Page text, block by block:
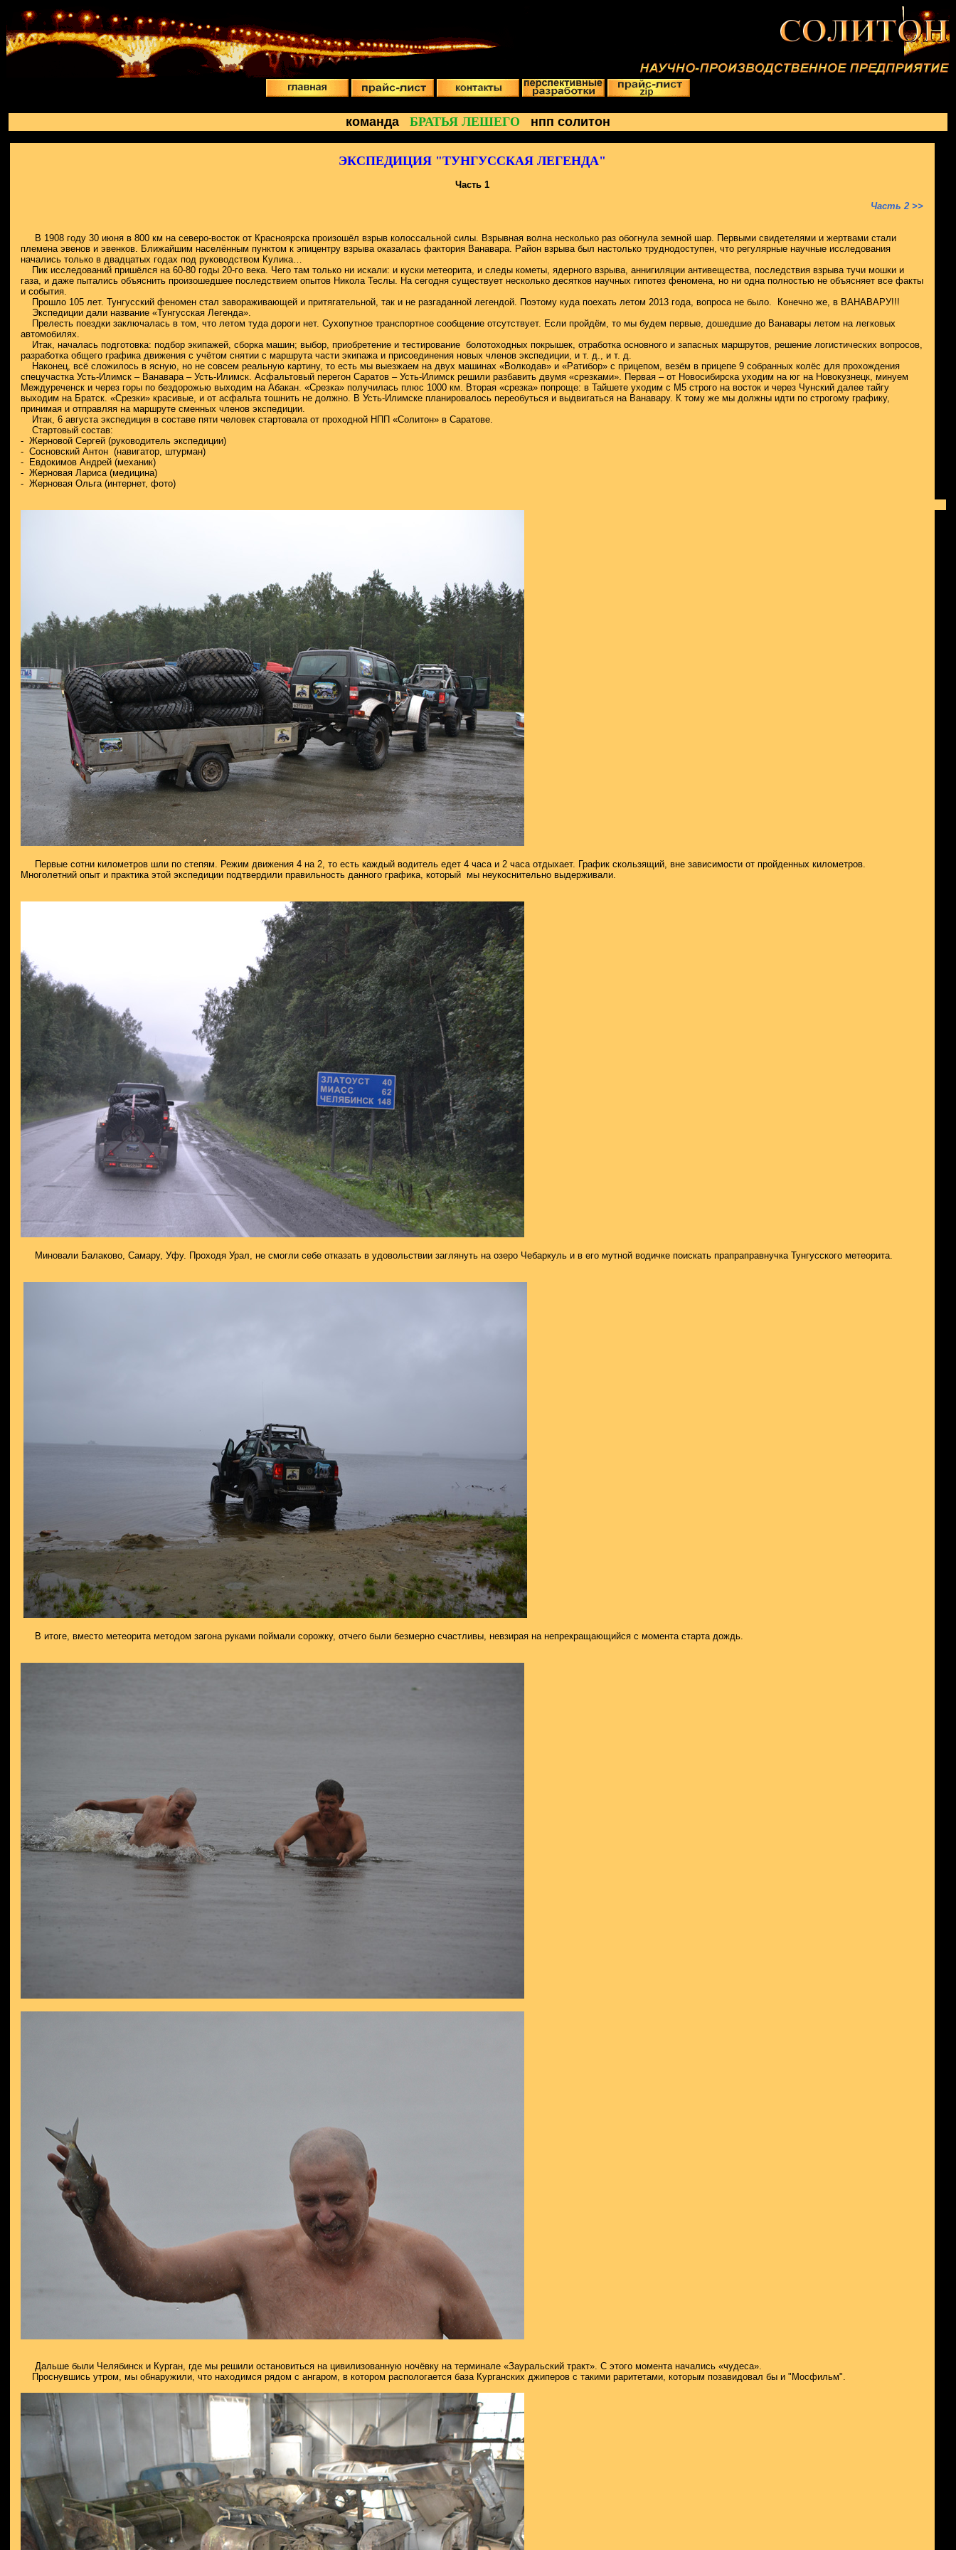
команда БРАТЬЯ ЛЕШЕГО нпп солитон
ЭКСПЕДИЦИЯ "ТУНГУССКАЯ ЛЕГЕНДА"
Часть 1
Часть 2 >>
В 1908 году 30 июня в 800 км на северо-восток от Красноярска произошёл взрыв колоссальной силы. Взрывная волна несколько раз обогнула земной шар. Первыми свидетелями и жертвами стали
племена эвенов и эвенков. Ближайшим населённым пунктом к эпицентру взрыва оказалась фактория Ванавара. Район взрыва был настолько труднодоступен, что регулярные научные исследования
начались только в двадцатых годах под руководством Кулика…
Пик исследований пришёлся на 60-80 годы 20-го века. Чего там только ни искали: и куски метеорита, и следы кометы, ядерного взрыва, аннигиляции антивещества, последствия взрыва тучи мошки и
газа, и даже пытались объяснить произошедшее последствием опытов Никола Теслы. На сегодня существует несколько десятков научных гипотез феномена, но ни одна полностью не объясняет все факты
и события.
Прошло 105 лет. Тунгусский феномен стал завораживающей и притягательной, так и не разгаданной легендой. Поэтому куда поехать летом 2013 года, вопроса не было.
Конечно же, в ВАНАВАРУ!!!
Экспедиции дали название «Тунгусская Легенда».
Прелесть поездки заключалась в том, что летом туда дороги нет. Сухопутное транспортное сообщение отсутствует. Если пройдём, то мы будем первые, дошедшие до Ванавары летом на легковых
автомобилях.
Итак, началась подготовка: подбор экипажей, сборка машин; выбор, приобретение и тестирование болотоходных покрышек, отработка основного и запасных маршрутов, решение логистических вопросов,
разработка общего графика движения с учётом снятии с маршрута части экипажа и присоединения новых членов экспедиции, и т. д., и т. д.
Наконец, всё сложилось в ясную, но не совсем реальную картину, то есть мы выезжаем на двух машинах «Волкодав» и «Ратибор» с прицепом, везём в прицепе 9 собранных колёс для прохождения
спецучастка Усть-Илимск – Ванавара – Усть-Илимск. Асфальтовый перегон Саратов – Усть-Илимск решили разбавить двумя «срезками». Первая – от Новосибирска уходим на юг на Новокузнецк, минуем
Междуреченск и через горы по бездорожью выходим на Абакан. «Срезка» получилась плюс 1000 км. Вторая «срезка» попроще: в Тайшете уходим с М5 строго на восток и через Чунский далее тайгу
выходим на Братск. «Срезки» красивые, и от асфальта тошнить не должно. В Усть-Илимске планировалось переобуться и выдвигаться на Ванавару. К тому же мы должны идти по строгому графику,
принимая и отправляя на маршруте сменных членов экспедиции.
Итак, 6 августа экспедиция в составе пяти человек стартовала от проходной НПП «Солитон» в Саратове.
Стартовый состав:
- Жерновой Сергей (руководитель экспедиции)
- Сосновский Антон (навигатор, штурман)
-
Евдокимов Андрей (механик)
- Жерновая Лариса (медицина)
- Жерновая Ольга (интернет, фото)
Первые сотни километров шли по степям. Режим движения 4 на 2, то есть каждый водитель едет 4 часа и 2 часа отдыхает. График скользящий, вне зависимости от пройденных километров.
Многолетний опыт и практика этой экспедиции подтвердили правильность данного графика, который мы неукоснительно выдерживали.
Миновали Балаково, Самару, Уфу. Проходя Урал, не смогли себе отказать в удовольствии заглянуть на озеро Чебаркуль и в его мутной водичке поискать прапраправнучка Тунгусского метеорита.
В итоге, вместо метеорита методом загона руками поймали сорожку, отчего были безмерно счастливы, невзирая на непрекращающийся с момента старта дождь.
Дальше были Челябинск и Курган, где мы решили остановиться на цивилизованную ночёвку на терминале «Зауральский тракт». С этого момента начались «чудеса».
Проснувшись утром, мы обнаружили, что находимся рядом с ангаром, в котором распологается база Курганских джиперов с такими раритетами, которым позавидовал бы и "Мосфильм".